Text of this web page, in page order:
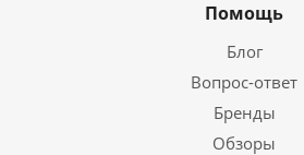
Помощь
Блог
Вопрос-ответ
Бренды
Обзоры